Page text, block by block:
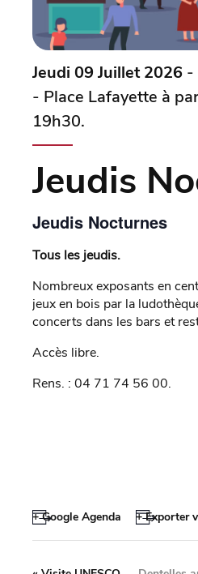
Jeudi 09 Juillet 2026 -
- Place Lafayette à
19h30.
Jeudis
Jeudis Nocturnes
Tous les jeudis.
Nombreux exposants en
jeux en bois par la
concerts dans les bars et
Accès libre.
Rens. : 04 71 74 56 00.
+ Google Agenda + Exporter